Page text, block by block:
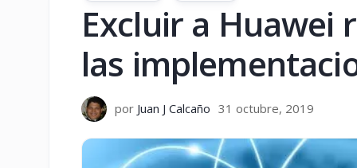
Excluir a Huawei
las
por Juan J Calcaño 31 octubre, 2019